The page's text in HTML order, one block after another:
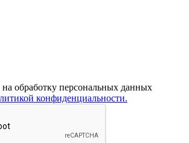
на обработку персональных данных
конфиденциальности.